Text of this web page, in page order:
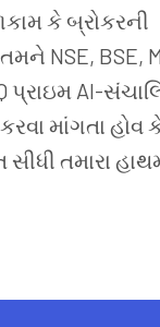
કે બ્રોકરની
NSE, BSE,
પ્રાઇમ AI-
માંગતા હોવ
તમારા